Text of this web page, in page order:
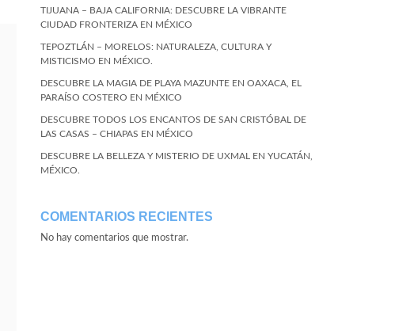
TIJUANA – BAJA CALIFORNIA: DESCUBRE LA VIBRANTE
CIUDAD FRONTERIZA EN MÉXICO
TEPOZTLÁN – MORELOS: NATURALEZA, CULTURA Y
MISTICISMO EN MÉXICO.
DESCUBRE LA MAGIA DE PLAYA MAZUNTE EN OAXACA, EL
PARAÍSO COSTERO EN MÉXICO
DESCUBRE TODOS LOS ENCANTOS DE SAN CRISTÓBAL DE
LAS CASAS – CHIAPAS EN MÉXICO
DESCUBRE LA BELLEZA Y MISTERIO DE UXMAL EN YUCATÁN,
MÉXICO.
COMENTARIOS RECIENTES
No hay comentarios que mostrar.